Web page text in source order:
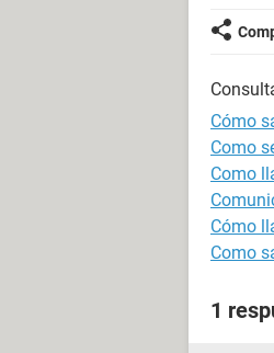
Cómo
Como
Como
Cómo
Como
1